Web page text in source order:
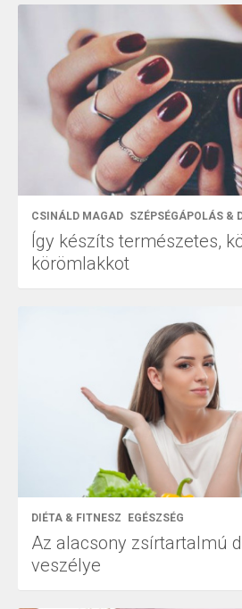
CSINÁLD MAGAD SZÉPSÉGÁPOLÁS &
Így készíts természetes,
körömlakkot
DIÉTA & FITNESZ EGÉSZSÉG
Az alacsony zsírtartalmú
veszélye